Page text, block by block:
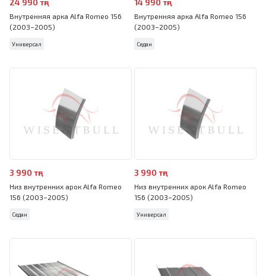
24 990 тңг
Внутренняя арка Alfa Romeo 156
(2003–2005)
Универсал
14 990 тңг
Внутренняя арка Alfa Romeo 156
(2003–2005)
Седан
3 990 тңг
Низ внутренних арок Alfa Romeo
156 (2003–2005)
Седан
3 990 тңг
Низ внутренних арок Alfa Romeo
156 (2003–2005)
Универсал